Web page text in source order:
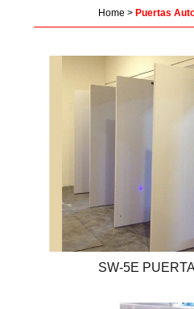
Home > Puertas
SW-5E